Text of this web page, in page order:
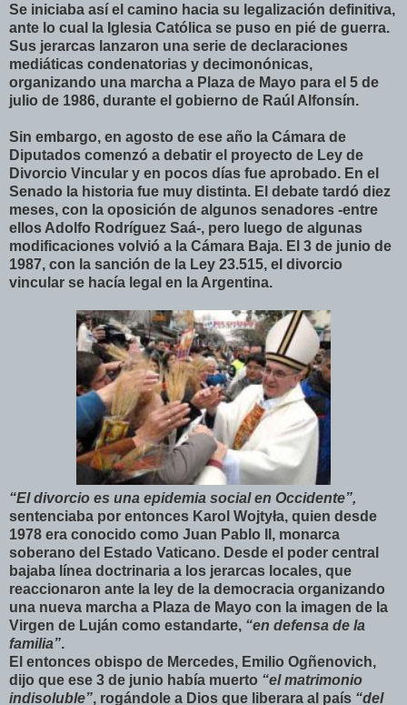
Se iniciaba así el camino hacia su legalización definitiva,
ante lo cual la Iglesia Católica se puso en pié de guerra.
Sus jerarcas lanzaron una serie de declaraciones
mediáticas condenatorias y decimonónicas,
organizando una marcha a Plaza de Mayo para el 5 de
julio de 1986, durante el gobierno de Raúl Alfonsín.
Sin embargo, en agosto de ese año la Cámara de
Diputados comenzó a debatir el proyecto de Ley de
Divorcio Vincular y en pocos días fue aprobado. En el
Senado la historia fue muy distinta. El debate tardó diez
meses, con la oposición de algunos senadores -entre
ellos Adolfo Rodríguez Saá-, pero luego de algunas
modificaciones volvió a la Cámara Baja. El 3 de junio de
1987, con la sanción de la Ley 23.515, el divorcio
vincular se hacía legal en la Argentina.
“El divorcio es una epidemia social en Occidente”,
sentenciaba por entonces Karol Wojtyła, quien desde
1978 era conocido como Juan Pablo II, monarca
soberano del Estado Vaticano. Desde el poder central
bajaba línea doctrinaria a los jerarcas locales, que
reaccionaron ante la ley de la democracia organizando
una nueva marcha a Plaza de Mayo con la imagen de la
Virgen de Luján como estandarte, “en defensa de la
familia”.
El entonces obispo de Mercedes, Emilio Ogñenovich,
dijo que ese 3 de junio había muerto “el matrimonio
indisoluble”, rogándole a Dios que liberara al país “del